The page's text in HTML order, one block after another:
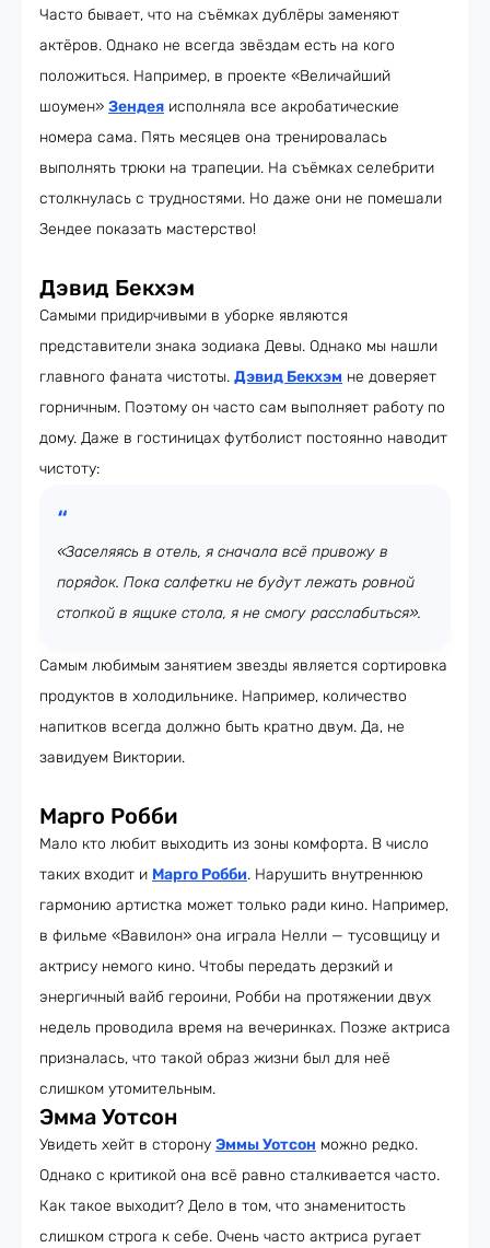
Часто бывает, что на съёмках дублёры заменяют
актёров. Однако не всегда звёздам есть на кого
положиться. Например, в проекте «Величайший
шоумен» Зендея исполняла все акробатические
номера сама. Пять месяцев она тренировалась
выполнять трюки на трапеции. На съёмках селебрити
столкнулась с трудностями. Но даже они не помешали
Зендее показать мастерство!
Дэвид Бекхэм
Самыми придирчивыми в уборке являются
представители знака зодиака Девы. Однако мы нашли
главного фаната чистоты. Дэвид Бекхэм не доверяет
горничным. Поэтому он часто сам выполняет работу по
дому. Даже в гостиницах футболист постоянно наводит
чистоту:
«Заселяясь в отель, я сначала всё привожу в
порядок. Пока салфетки не будут лежать ровной
стопкой в ящике стола, я не смогу расслабиться».
Самым любимым занятием звезды является сортировка
продуктов в холодильнике. Например, количество
напитков всегда должно быть кратно двум. Да, не
завидуем Виктории.
Марго Робби
Мало кто любит выходить из зоны комфорта. В число
таких входит и Марго Робби. Нарушить внутреннюю
гармонию артистка может только ради кино. Например,
в фильме «Вавилон» она играла Нелли — тусовщицу и
актрису немого кино. Чтобы передать дерзкий и
энергичный вайб героини, Робби на протяжении двух
недель проводила время на вечеринках. Позже актриса
призналась, что такой образ жизни был для неё
слишком утомительным.
Эмма Уотсон
Увидеть хейт в сторону Эммы Уотсон можно редко.
Однако с критикой она всё равно сталкивается часто.
Как такое выходит? Дело в том, что знаменитость
слишком строга к себе. Очень часто актриса ругает